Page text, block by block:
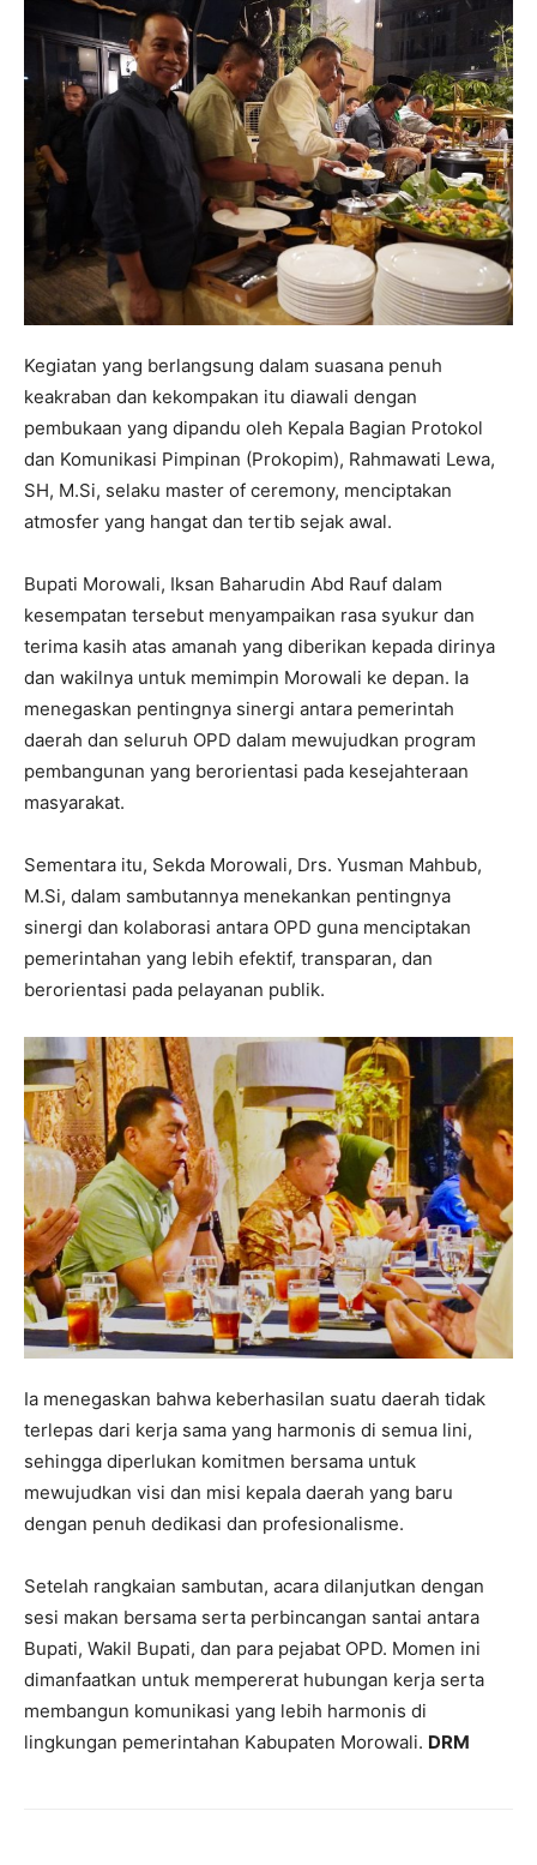
Kegiatan yang berlangsung dalam suasana penuh
keakraban dan kekompakan itu diawali dengan
pembukaan yang dipandu oleh Kepala Bagian Protokol
dan Komunikasi Pimpinan (Prokopim), Rahmawati Lewa,
SH, M.Si, selaku master of ceremony, menciptakan
atmosfer yang hangat dan tertib sejak awal.
Bupati Morowali, Iksan Baharudin Abd Rauf dalam
kesempatan tersebut menyampaikan rasa syukur dan
terima kasih atas amanah yang diberikan kepada dirinya
dan wakilnya untuk memimpin Morowali ke depan. Ia
menegaskan pentingnya sinergi antara pemerintah
daerah dan seluruh OPD dalam mewujudkan program
pembangunan yang berorientasi pada kesejahteraan
masyarakat.
Sementara itu, Sekda Morowali, Drs. Yusman Mahbub,
M.Si, dalam sambutannya menekankan pentingnya
sinergi dan kolaborasi antara OPD guna menciptakan
pemerintahan yang lebih efektif, transparan, dan
berorientasi pada pelayanan publik.
Ia menegaskan bahwa keberhasilan suatu daerah tidak
terlepas dari kerja sama yang harmonis di semua lini,
sehingga diperlukan komitmen bersama untuk
mewujudkan visi dan misi kepala daerah yang baru
dengan penuh dedikasi dan profesionalisme.
Setelah rangkaian sambutan, acara dilanjutkan dengan
sesi makan bersama serta perbincangan santai antara
Bupati, Wakil Bupati, dan para pejabat OPD. Momen ini
dimanfaatkan untuk mempererat hubungan kerja serta
membangun komunikasi yang lebih harmonis di
lingkungan pemerintahan Kabupaten Morowali. DRM